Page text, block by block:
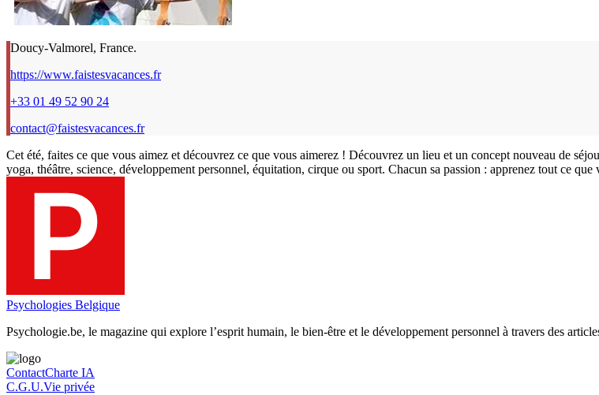
Doucy-Valmorel, France.
https://www.faistesvacances.fr
+33 01 49 52 90 24
contact@faistesvacances.fr
Cet été, faites ce que vous aimez et découvrez ce que vous aimerez ! Découvrez un lieu et un concept nouveau de
yoga, théâtre, science, développement personnel, équitation, cirque ou sport. Chacun sa passion : apprenez tout ce
Psychologies Belgique
Psychologie.be, le magazine qui explore l’esprit humain, le bien-être et le développement personnel à travers des
ContactCharte IA
C.G.U.Vie privée